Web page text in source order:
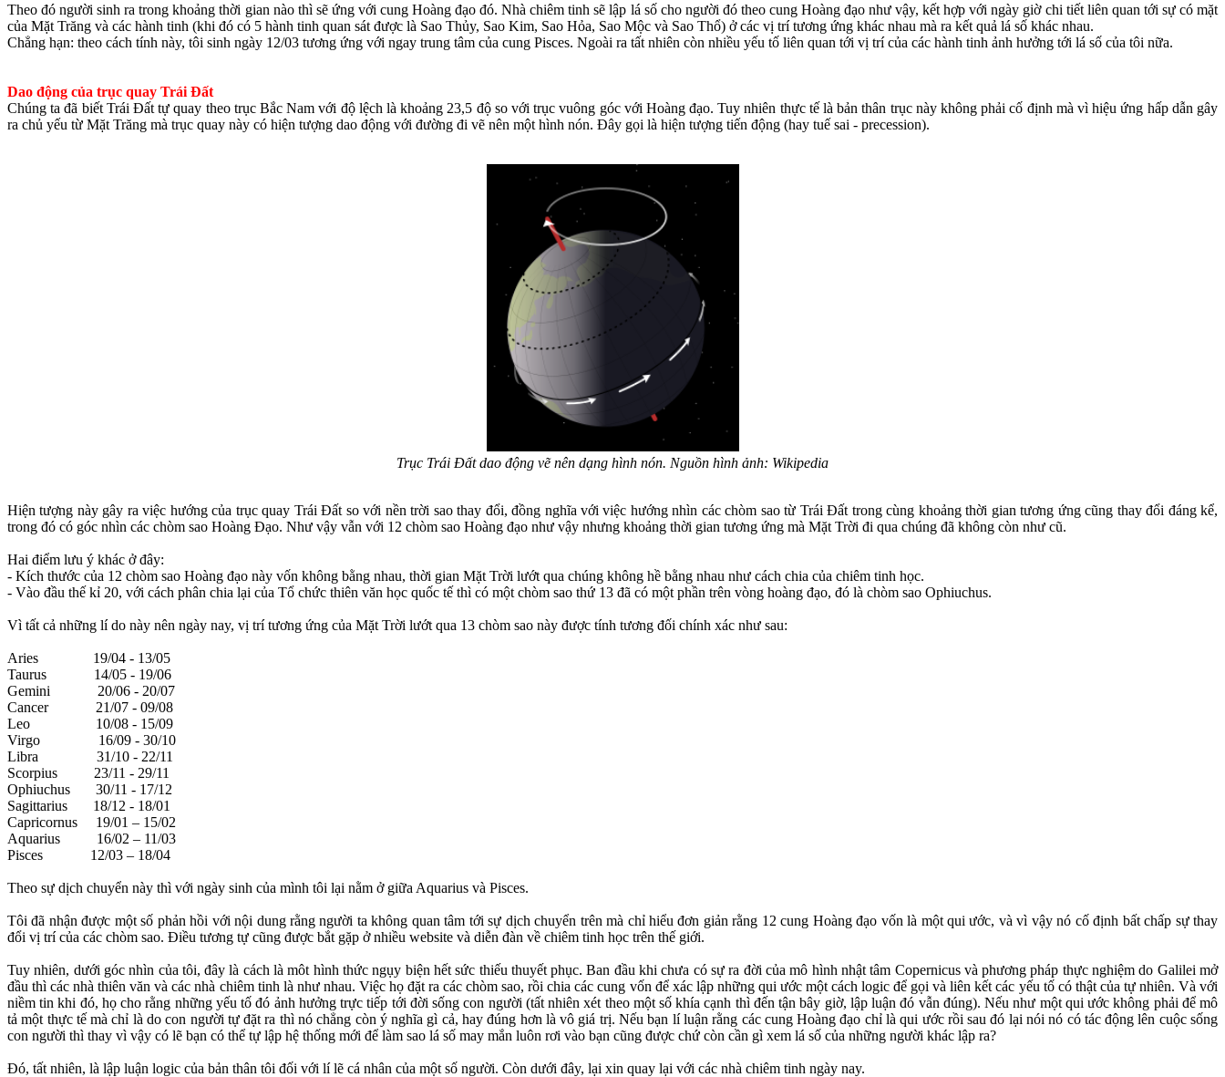
Theo đó người sinh ra trong khoảng thời gian nào thì sẽ ứng với cung Hoàng đạo đó. Nhà chiêm tinh sẽ lập lá số cho người đó theo cung Hoàng đạo như vậy, kết hợp với ngày giờ chi tiết liên quan tới sự có mặt
của Mặt Trăng và các hành tinh (khi đó có 5 hành tinh quan sát được là Sao Thủy, Sao Kim, Sao Hỏa, Sao Mộc và Sao Thổ) ở các vị trí tương ứng khác nhau mà ra kết quả lá số khác nhau.
Chẳng hạn: theo cách tính này, tôi sinh ngày 12/03 tương ứng với ngay trung tâm của cung Pisces. Ngoài ra tất nhiên còn nhiều yếu tố liên quan tới vị trí của các hành tinh ảnh hưởng tới lá số của tôi nữa.
Dao động của trục quay Trái Đất
Chúng ta đã biết Trái Đất tự quay theo trục Bắc Nam với độ lệch là khoảng 23,5 độ so với trục vuông góc với Hoàng đạo. Tuy nhiên thực tế là bản thân trục này không phải cố định mà vì hiệu ứng hấp dẫn gây
ra chủ yếu từ Mặt Trăng mà trục quay này có hiện tượng dao động với đường đi vẽ nên một hình nón. Đây gọi là hiện tượng tiến động (hay tuế sai - precession).
Trục Trái Đất dao động vẽ nên dạng hình nón. Nguồn hình ảnh: Wikipedia
Hiện tượng này gây ra việc hướng của trục quay Trái Đất so với nền trời sao thay đổi, đồng nghĩa với việc hướng nhìn các chòm sao từ Trái Đất trong cùng khoảng thời gian tương ứng cũng thay đổi đáng kể,
trong đó có góc nhìn các chòm sao Hoàng Đạo. Như vậy vẫn với 12 chòm sao Hoàng đạo như vậy nhưng khoảng thời gian tương ứng mà Mặt Trời đi qua chúng đã không còn như cũ.
Hai điểm lưu ý khác ở đây:
- Kích thước của 12 chòm sao Hoàng đạo này vốn không bằng nhau, thời gian Mặt Trời lướt qua chúng không hề bằng nhau như cách chia của chiêm tinh học.
- Vào đầu thế kỉ 20, với cách phân chia lại của Tổ chức thiên văn học quốc tế thì có một chòm sao thứ 13 đã có một phần trên vòng hoàng đạo, đó là chòm sao Ophiuchus.
Vì tất cả những lí do này nên ngày nay, vị trí tương ứng của Mặt Trời lướt qua 13 chòm sao này được tính tương đối chính xác như sau:
Aries 19/04 - 13/05
Taurus 14/05 - 19/06
Gemini 20/06 - 20/07
Cancer 21/07 - 09/08
Leo 10/08 - 15/09
Virgo 16/09 - 30/10
Libra 31/10 - 22/11
Scorpius 23/11 - 29/11
Ophiuchus 30/11 - 17/12
Sagittarius 18/12 - 18/01
Capricornus 19/01 – 15/02
Aquarius 16/02 – 11/03
Pisces 12/03 – 18/04
Theo sự dịch chuyển này thì với ngày sinh của mình tôi lại nằm ở giữa Aquarius và Pisces.
Tôi đã nhận được một số phản hồi với nội dung rằng người ta không quan tâm tới sự dịch chuyển trên mà chỉ hiểu đơn giản rằng 12 cung Hoàng đạo vốn là một qui ước, và vì vậy nó cố định bất chấp sự thay
đổi vị trí của các chòm sao. Điều tương tự cũng được bắt gặp ở nhiều website và diễn đàn về chiêm tinh học trên thế giới.
Tuy nhiên, dưới góc nhìn của tôi, đây là cách là môt hình thức ngụy biện hết sức thiếu thuyết phục. Ban đầu khi chưa có sự ra đời của mô hình nhật tâm Copernicus và phương pháp thực nghiệm do Galilei mở
đầu thì các nhà thiên văn và các nhà chiêm tinh là như nhau. Việc họ đặt ra các chòm sao, rồi chia các cung vốn để xác lập những qui ước một cách logic để gọi và liên kết các yếu tố có thật của tự nhiên. Và với
niềm tin khi đó, họ cho rằng những yếu tố đó ảnh hưởng trực tiếp tới đời sống con người (tất nhiên xét theo một số khía cạnh thì đến tận bây giờ, lập luận đó vẫn đúng). Nếu như một qui ước không phải để mô
tả một thực tế mà chỉ là do con người tự đặt ra thì nó chẳng còn ý nghĩa gì cả, hay đúng hơn là vô giá trị. Nếu bạn lí luận rằng các cung Hoàng đạo chỉ là qui ước rồi sau đó lại nói nó có tác động lên cuộc sống
con người thì thay vì vậy có lẽ bạn có thể tự lập hệ thống mới để làm sao lá số may mắn luôn rơi vào bạn cũng được chứ còn cần gì xem lá số của những người khác lập ra?
Đó, tất nhiên, là lập luận logic của bản thân tôi đối với lí lẽ cá nhân của một số người. Còn dưới đây, lại xin quay lại với các nhà chiêm tinh ngày nay.